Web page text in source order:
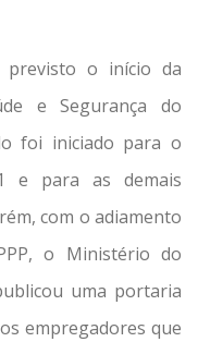
previsto o início da
e Segurança do
foi iniciado para o
e para as demais
com o adiamento
o Ministério do
uma portaria
empregadores que